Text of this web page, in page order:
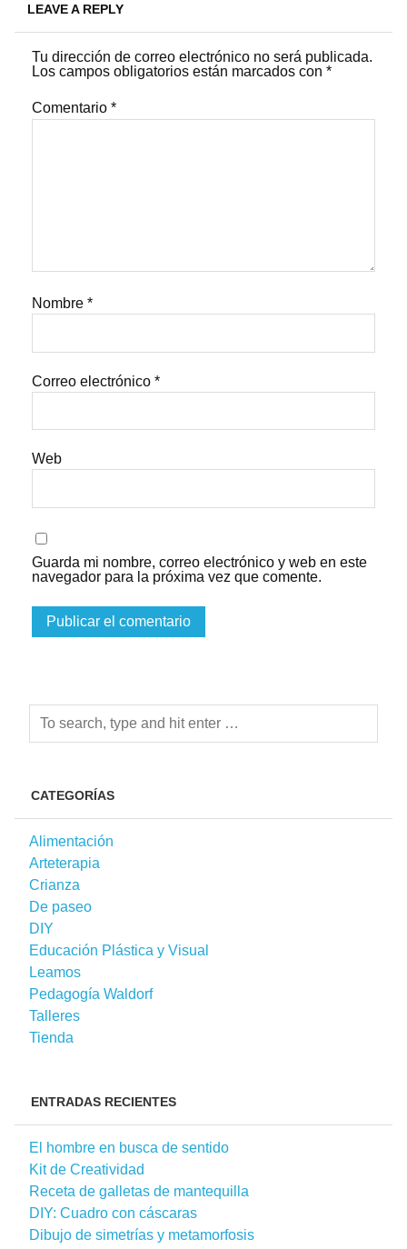
LEAVE A REPLY
Tu dirección de correo electrónico no será publicada.
Los campos obligatorios están marcados con*
Comentario*
Nombre*
Correo electrónico*
Web
Guarda mi nombre, correo electrónico y web en este
navegador para la próxima vez que comente.
CATEGORÍAS
Alimentación
Arteterapia
Crianza
De paseo
DIY
Educación Plástica y Visual
Leamos
Pedagogía Waldorf
Talleres
Tienda
ENTRADAS RECIENTES
El hombre en busca de sentido
Kit de Creatividad
Receta de galletas de mantequilla
DIY: Cuadro con cáscaras
Dibujo de simetrías y metamorfosis